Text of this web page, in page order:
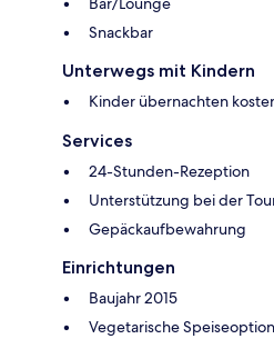
Snackbar
Unterwegs mit Kindern
Kinder übernachten
Services
24-Stunden-Rezeption
Unterstützung bei der
Gepäckaufbewahrung
Einrichtungen
Baujahr 2015
Vegetarische